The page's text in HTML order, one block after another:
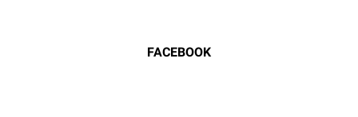
FACEBOOK